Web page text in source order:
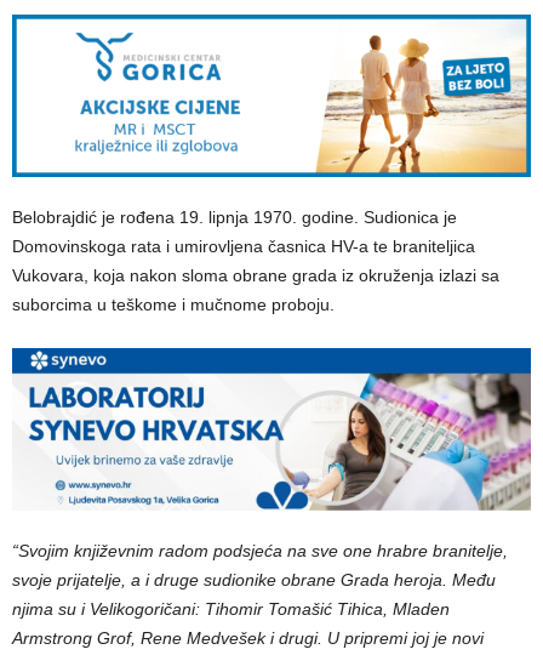
Belobrajdić je rođena 19. lipnja 1970. godine. Sudionica je
Domovinskoga rata i umirovljena časnica HV-a te braniteljica
Vukovara, koja nakon sloma obrane grada iz okruženja izlazi sa
suborcima u teškome i mučnome proboju.
“Svojim književnim radom podsjeća na sve one hrabre branitelje,
svoje prijatelje, a i druge sudionike obrane Grada heroja. Među
njima su i Velikogoričani: Tihomir Tomašić Tihica, Mladen
Armstrong Grof, Rene Medvešek i drugi. U pripremi joj je novi